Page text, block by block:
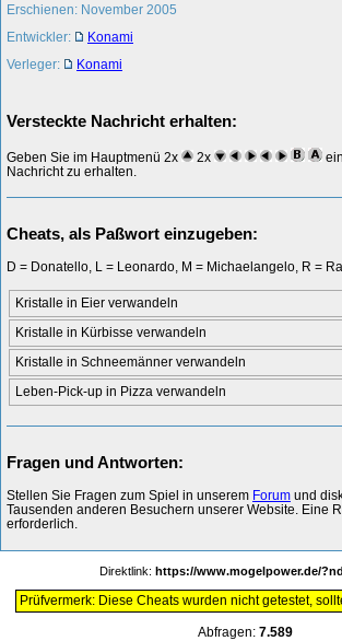
Erschienen: November 2005
Entwickler:
Konami
Verleger:
Konami
Versteckte Nachricht erhalten:
Geben Sie im Hauptmenü 2x 2x
Nachricht zu erhalten.
Cheats, als Paßwort einzugeben:
D = Donatello, L = Leonardo, M = Michaelangelo, R =
Kristalle in Eier verwandeln
Kristalle in Kürbisse verwandeln
Kristalle in Schneemänner verwandeln
Leben-Pick-up in Pizza verwandeln
Fragen und Antworten:
Stellen Sie Fragen zum Spiel in unserem Forum und
Tausenden anderen Besuchern unserer Website. Eine
erforderlich.
Direktlink: https://www.mogelpower.de/
Prüfvermerk: Diese Cheats wurden nicht getestet,
Abfragen: 7.589